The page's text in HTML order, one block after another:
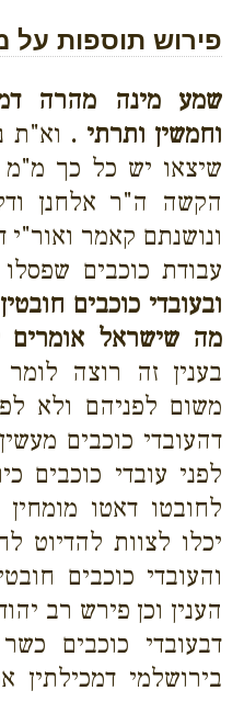
פירוש תוספות על
שמע מינה מהרה
וחמשין ותרתי . וא"ת
שיצאו יש כל כך מ"מ
הקשה ה"ר אלחנן
ונושנתם קאמר ואור"י
עבודת כוכבים
ובעובדי כוכבים
מה שישראל
בענין זה רוצה לומר
משום לפניהם ולא
דהעובדי כוכבים
לפני עובדי כוכבים
לחובטו דאטו
יכלו לצוות להדיוט
והעובדי כוכבים
הענין וכן פירש רב
דבעובדי כוכבים
בירושלמי